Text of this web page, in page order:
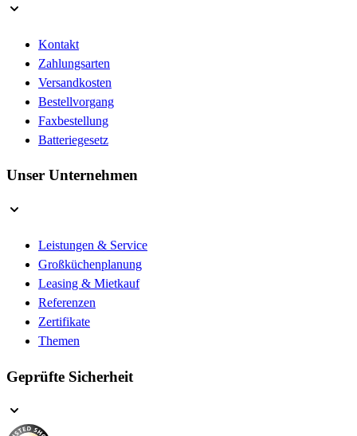
Kontakt
Zahlungsarten
Versandkosten
Bestellvorgang
Faxbestellung
Batteriegesetz
Unser Unternehmen
Leistungen & Service
Großküchenplanung
Leasing & Mietkauf
Referenzen
Zertifikate
Themen
Geprüfte Sicherheit